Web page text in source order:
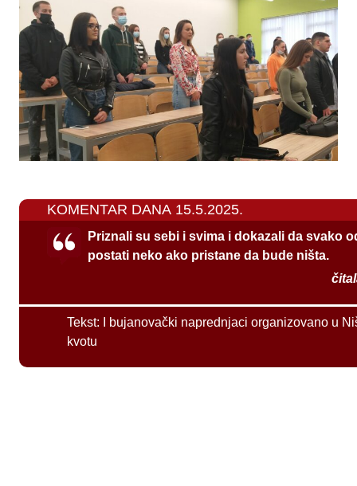
KOMENTAR DANA 15.5.2025.
Priznali su sebi i svima i dokazali da svako
postati neko ako pristane da bude ništa.
Tekst:
I bujanovački naprednjaci organizovano u
kvotu